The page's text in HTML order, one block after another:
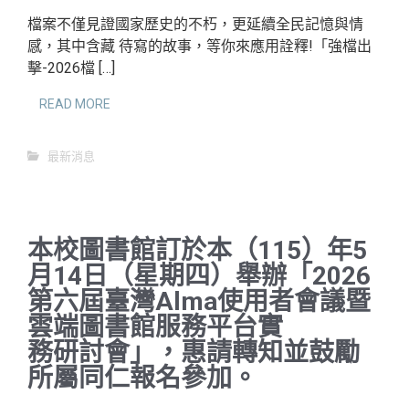
檔案不僅見證國家歷史的不朽，更延續全民記憶與情
感，其中含藏 待寫的故事，等你來應用詮釋!「強檔出
擊-2026檔 […]
READ MORE
最新消息
本校圖書館訂於本（115）年5
月14日（星期四）舉辦「2026
第六屆臺灣Alma使用者會議暨
雲端圖書館服務平台實
務研討會」，惠請轉知並鼓勵
所屬同仁報名參加。